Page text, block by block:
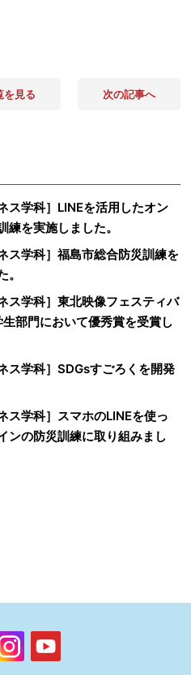
を見る 次の記事へ
ス学科］LINEを活用したオン
練を実施しました。
ス学科］福島市総合防災訓練を
。
ス学科］東北映像フェスティバ
部門において優秀賞を受賞し
ス学科］SDGsすごろくを開発
ス学科］スマホのLINEを使っ
ンの防災訓練に取り組みまし